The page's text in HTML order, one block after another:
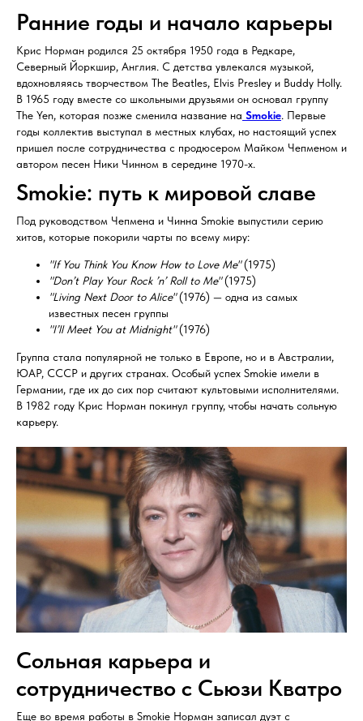
Ранние годы и начало карьеры
Крис Норман родился 25 октября 1950 года в Редкаре,
Северный Йоркшир, Англия. С детства увлекался музыкой,
вдохновляясь творчеством The Beatles, Elvis Presley и Buddy Holly.
В 1965 году вместе со школьными друзьями он основал группу
The Yen, которая позже сменила название на Smokie. Первые
годы коллектив выступал в местных клубах, но настоящий успех
пришел после сотрудничества с продюсером Майком Чепменом и
автором песен Ники Чинном в середине 1970-х.
Smokie: путь к мировой славе
Под руководством Чепмена и Чинна Smokie выпустили серию
хитов, которые покорили чарты по всему миру:
"If You Think You Know How to Love Me"(1975)
"Don’t Play Your Rock ’n’ Roll to Me"(1975)
"Living Next Door to Alice"(1976) — одна из самых
известных песен группы
"I’ll Meet You at Midnight"(1976)
Группа стала популярной не только в Европе, но и в Австралии,
ЮАР, СССР и других странах. Особый успех Smokie имели в
Германии, где их до сих пор считают культовыми исполнителями.
В 1982 году Крис Норман покинул группу, чтобы начать сольную
карьеру.
Сольная карьера и
сотрудничество с Сьюзи Кватро
Еще во время работы в Smokie Норман записал дуэт с